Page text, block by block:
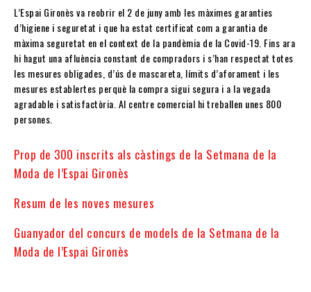
L’Espai Gironès va reobrir el 2 de juny amb les màximes garanties
d’higiene i seguretat i que ha estat certificat com a garantia de
màxima seguretat en el context de la pandèmia de la Covid-19. Fins ara
hi hagut una afluència constant de compradors i s’han respectat totes
les mesures obligades, d’ús de mascareta, límits d’aforament i les
mesures establertes perquè la compra sigui segura i a la vegada
agradable i satisfactòria. Al centre comercial hi treballen unes 800
persones.
Prop de 300 inscrits als càstings de la Setmana de la
Moda de l’Espai Gironès
Resum de les noves mesures
Guanyador del concurs de models de la Setmana de la
Moda de l’Espai Gironès